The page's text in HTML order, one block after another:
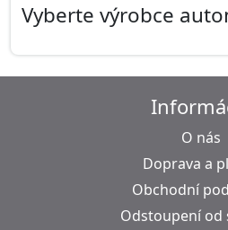
Vyberte výrobce
O nás
Doprava a
Obchodní
Odstoupení od